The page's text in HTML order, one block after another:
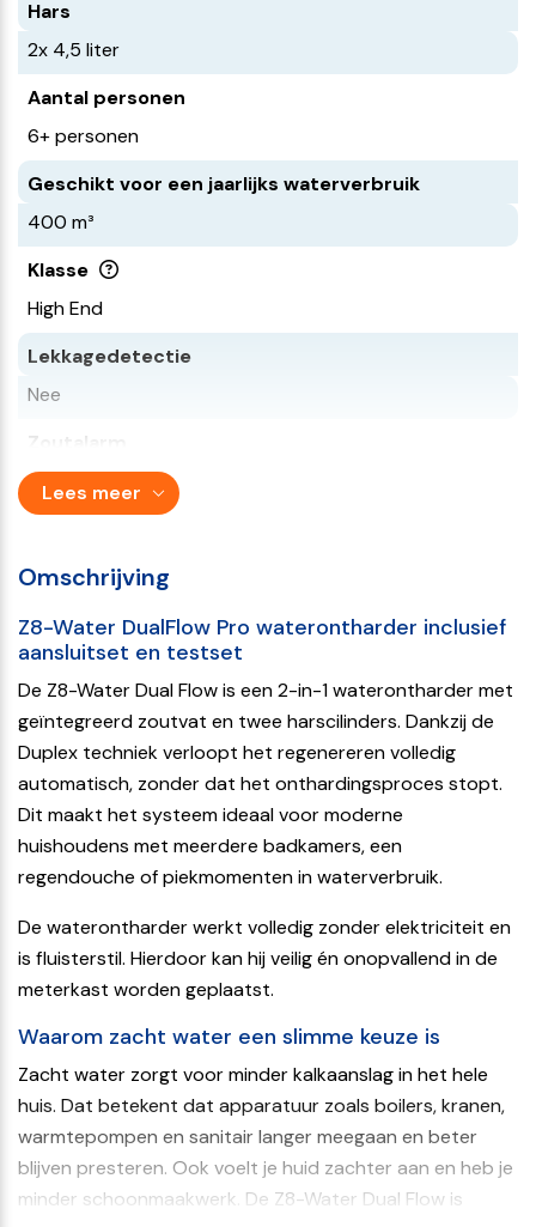
Hars
2x 4,5 liter
Aantal personen
6+ personen
Geschikt voor een jaarlijks waterverbruik
400 m³
Klasse
High End
Lekkagedetectie
Nee
Zoutalarm
Nee
Nee
Bypass
Ja
Uitvoering
Duo Waterontharder
Type
Duplex
Werking
Resthardheid water instelbaar
Nee
Waterverbruik tijdens regeneratie
23 liter
Water beschikbaar tijdens regeneratie
Ja, zacht water
Lees meer
Omschrijving
Z8-Water DualFlow Pro waterontharder inclusief
aansluitset en testset
De Z8-Water Dual Flow is een 2-in-1 waterontharder met
geïntegreerd zoutvat en twee harscilinders. Dankzij de
Duplex techniek verloopt het regenereren volledig
automatisch, zonder dat het onthardingsproces stopt.
Dit maakt het systeem ideaal voor moderne
huishoudens met meerdere badkamers, een
regendouche of piekmomenten in waterverbruik.
De waterontharder werkt volledig zonder elektriciteit en
is fluisterstil. Hierdoor kan hij veilig én onopvallend in de
meterkast worden geplaatst.
Waarom zacht water een slimme keuze is
Zacht water zorgt voor minder kalkaanslag in het hele
huis. Dat betekent dat apparatuur zoals boilers, kranen,
warmtepompen en sanitair langer meegaan en beter
blijven presteren. Ook voelt je huid zachter aan en heb je
minder schoonmaakwerk. De Z8-Water Dual Flow is